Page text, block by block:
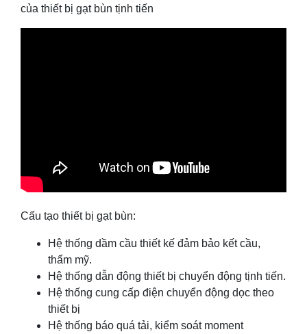
của thiết bị gạt bùn tịnh tiến
Cấu tạo thiết bị gạt bùn:
Hệ thống dầm cầu thiết kế đảm bảo kết cầu,
thẩm mỹ.
Hệ thống dẫn động thiết bị chuyển động tịnh tiến.
Hệ thống cung cấp điện chuyển động dọc theo
thiết bị
Hệ thống báo quá tải, kiểm soát moment